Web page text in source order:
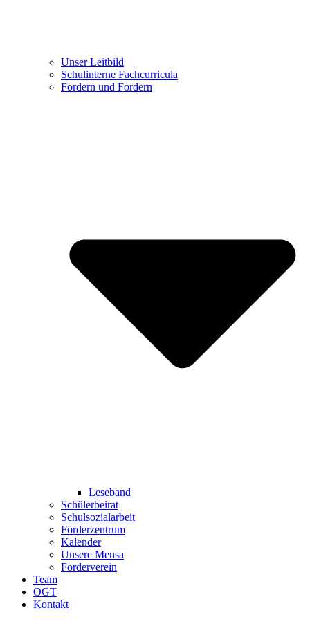
Unser Leitbild
Schulinterne Fachcurricula
Fördern und Fordern
Leseband
Schülerbeirat
Schulsozialarbeit
Förderzentrum
Kalender
Unsere Mensa
Förderverein
Team
OGT
Kontakt